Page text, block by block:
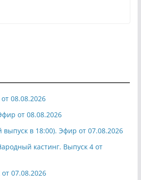
08.08.2026
от 08.08.2026
в 18:00). Эфир от 07.08.2026
кастинг. Выпуск 4 от
07.08.2026